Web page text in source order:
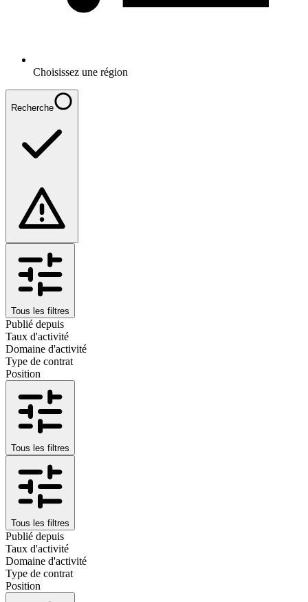
Choisissez une région
Recherche
Tous les filtres
Publié depuis
Taux d'activité
Domaine d'activité
Type de contrat
Position
Tous les filtres
Tous les filtres
Publié depuis
Taux d'activité
Domaine d'activité
Type de contrat
Position